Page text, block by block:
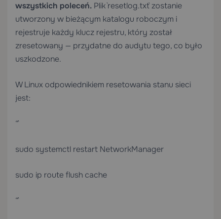
wszystkich poleceń. Plik `resetlog.txt` zostanie
utworzony w bieżącym katalogu roboczym i
rejestruje każdy klucz rejestru, który został
zresetowany — przydatne do audytu tego, co było
uszkodzone.
W Linux odpowiednikiem resetowania stanu sieci
jest:
“`
sudo systemctl restart NetworkManager
sudo ip route flush cache
“`